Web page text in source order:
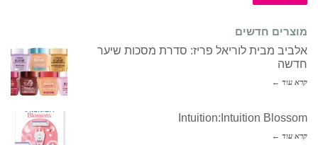
מוצרים חדשים
אלביב מבית לוריאל פריז: סדרת מסכות שיער
חדשה
קרא עוד ←
Intuition:Intuition Blossom
קרא עוד ←